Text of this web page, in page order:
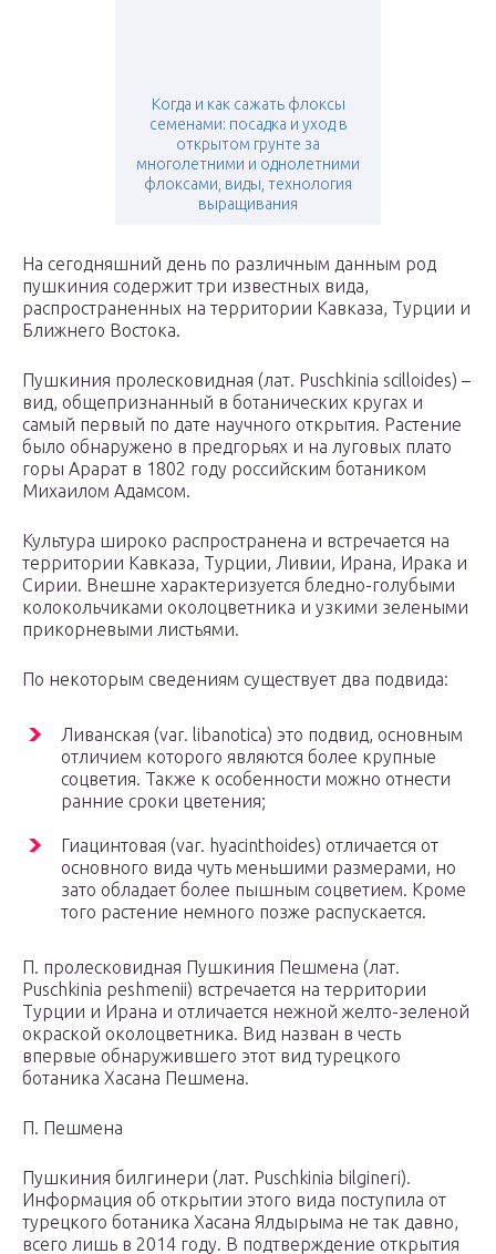
Когда и как сажать флоксы
семенами: посадка и уход в
открытом грунте за
многолетними и однолетними
флоксами, виды, технология
выращивания
На сегодняшний день по различным данным род
пушкиния содержит три известных вида,
распространенных на территории Кавказа, Турции и
Ближнего Востока.
Пушкиния пролесковидная (лат. Puschkinia scilloides) –
вид, общепризнанный в ботанических кругах и
самый первый по дате научного открытия. Растение
было обнаружено в предгорьях и на луговых плато
горы Арарат в 1802 году российским ботаником
Михаилом Адамсом.
Культура широко распространена и встречается на
территории Кавказа, Турции, Ливии, Ирана, Ирака и
Сирии. Внешне характеризуется бледно-голубыми
колокольчиками околоцветника и узкими зелеными
прикорневыми листьями.
По некоторым сведениям существует два подвида:
Ливанская (var. libanotica) это подвид, основным
отличием которого являются более крупные
соцветия. Также к особенности можно отнести
ранние сроки цветения;
Гиацинтовая (var. hyacinthoides) отличается от
основного вида чуть меньшими размерами, но
зато обладает более пышным соцветием. Кроме
того растение немного позже распускается.
П. пролесковидная Пушкиния Пешмена (лат.
Puschkinia peshmenii) встречается на территории
Турции и Ирана и отличается нежной желто-зеленой
окраской околоцветника. Вид назван в честь
впервые обнаружившего этот вид турецкого
ботаника Хасана Пешмена.
П. Пешмена
Пушкиния билгинери (лат. Puschkinia bilgineri).
Информация об открытии этого вида поступила от
турецкого ботаника Хасана Ялдырыма не так давно,
всего лишь в 2014 году. В подтверждение открытия